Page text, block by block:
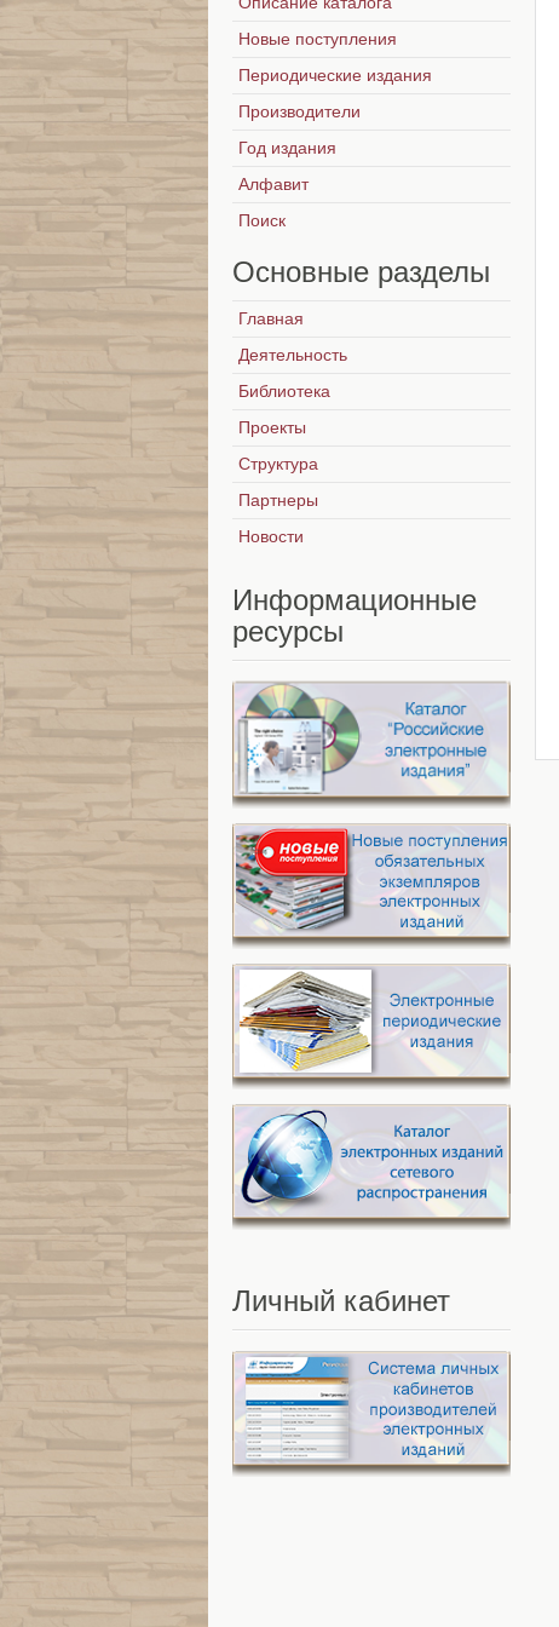
Новые поступления
Периодические издания
Производители
Год издания
Алфавит
Поиск
Основные разделы
Главная
Деятельность
Библиотека
Проекты
Структура
Партнеры
Новости
Информационные
ресурсы
Личный кабинет